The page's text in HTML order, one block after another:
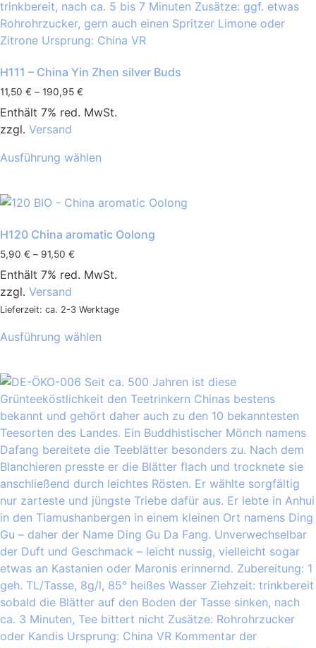
H111 – China Yin Zhen silver Buds
11,50 € – 190,95 €
Enthält 7% red. MwSt.
zzgl. Versand
Ausführung wählen
H120 China aromatic Oolong
5,90 € – 91,50 €
Enthält 7% red. MwSt.
zzgl. Versand
Lieferzeit: ca. 2-3 Werktage
Ausführung wählen